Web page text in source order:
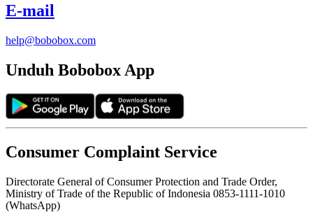
E-mail
help@bobobox.com
Unduh Bobobox App
Consumer Complaint Service
Directorate General of Consumer Protection and Trade Order,
Ministry of Trade of the Republic of Indonesia 0853-1111-1010
(WhatsApp)